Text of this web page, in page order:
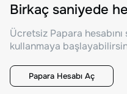
Birkaç saniyede
Ücretsiz Papara
kullanmaya
Papara Hesabı Aç